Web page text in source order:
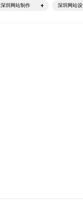
深圳网站制作 深圳网站